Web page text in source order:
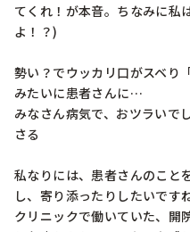
てくれ！が本音。ちなみに私
よ！？)
勢い？でウッカリ口がスベり
みたいに患者さんに…
みなさん病気で、おツラい
さる
私なりには、患者さんのこと
し、寄り添ったりしたいですね
クリニックで働いていた、開